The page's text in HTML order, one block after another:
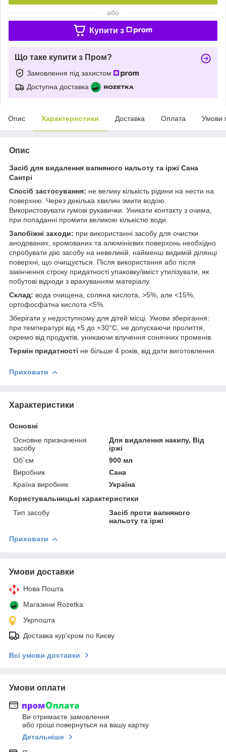
або
Купити з
Що таке купити з Пром?
Замовлення під захистом
Доступна доставка
Опис Характеристики Доставка Оплата Умови
Опис
Засіб для видалення вапняного нальоту та іржі Сана
Сантрі
Спосіб застосування: не велику кількість рідини на нести на
поверхню. Через декілька хвилин змити водою.
Використовувати гумові рукавички. Уникати контакту з очима,
при попаданні промити великою кількістю води.
Запобіжні заходи: при використанні засобу для очистки
анодованих, хромованих та алюмінієвих поверхонь необхідно
спробувати дію засобу на невеликій, найменш видимій ділянці
поверхні, що очищується. Після використання або після
закінчення строку придатності упаковку/вміст утилізувати, як
побутові відходи з врахуванням матеріалу.
Склад: вода очищена, соляна кислота, >5%, але <15%,
ортофосфатна кислота <5%.
Зберігати у недоступному для дітей місці. Умови зберігання:
при температурі від +5 до +30°C, не допускаючи пролиття,
окремо від продуктів, уникаючи влучення сонячних променів.
Термін придатності не більше 4 років, від дати виготовлення.
Приховати
Характеристики
Основні
Основне призначення
засобу
Для видалення накипу, Від
іржі
Об`єм
900 мл
Виробник
Сана
Країна виробник
Україна
Користувальницькі характеристики
Тип засобу
Засіб проти вапняного
нальоту та іржі
Приховати
Умови доставки
Нова Пошта
Магазини Rozetka
Укрпошта
Доставка кур'єром по Києву
Всі умови доставки
Умови оплати
Ви отримаєте замовлення
або гроші повернуться на вашу картку
Детальніше